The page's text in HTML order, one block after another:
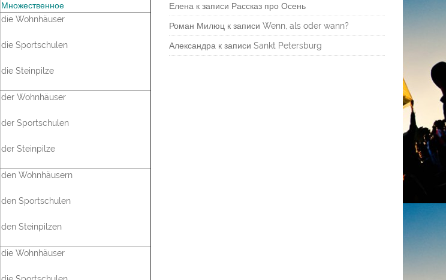
Множественное
die Wohnhäuser
die Sportschulen
die Steinpilze
der Wohnhäuser
der Sportschulen
der Steinpilze
den Wohnhäusern
den Sportschulen
den Steinpilzen
die Wohnhäuser
Елена к записи Рассказ про Осень
Роман Милюц к записи Wenn, als oder wann?
Александра к записи Sankt Petersburg